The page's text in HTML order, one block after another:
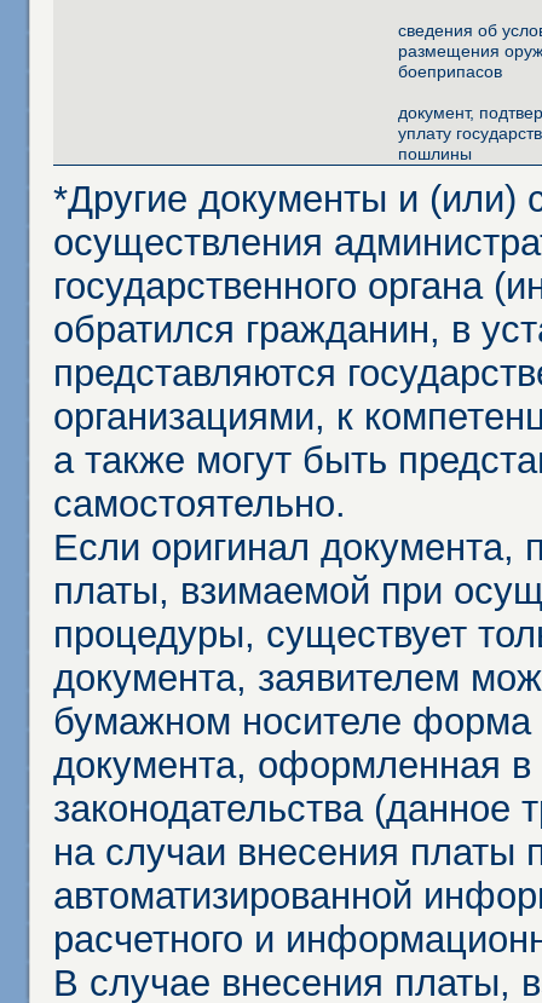
сведения об
размещения
боеприпасов
документ,
уплату
пошлины
*Другие документы и (или)
осуществления
государственного органа
обратился гражданин, в
представляются
организациями, к
а также могут быть
самостоятельно.
Если оригинал документа,
платы, взимаемой при
процедуры, существует
документа, заявителем
бумажном носителе форма
документа, оформленная в
законодательства (данное
на случаи внесения платы
автоматизированной
расчетного и
В случае внесения платы,